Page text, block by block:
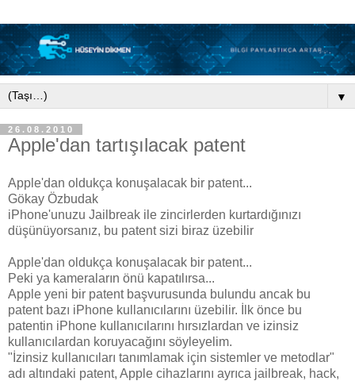
▼
26.08.2010
Apple'dan tartışılacak patent
Apple'dan oldukça konuşalacak bir patent...
Gökay Özbudak
iPhone'unuzu Jailbreak ile zincirlerden kurtardığınızı
düşünüyorsanız, bu patent sizi biraz üzebilir
Apple'dan oldukça konuşalacak bir patent...
Peki ya kameraların önü kapatılırsa...
Apple yeni bir patent başvurusunda bulundu ancak bu
patent bazı iPhone kullanıcılarını üzebilir. İlk önce bu
patentin iPhone kullanıcılarını hırsızlardan ve izinsiz
kullanıcılardan koruyacağını söyleyelim.
"İzinsiz kullanıcıları tanımlamak için sistemler ve metodlar"
adı altındaki patent, Apple cihazlarını ayrıca jailbreak, hack,